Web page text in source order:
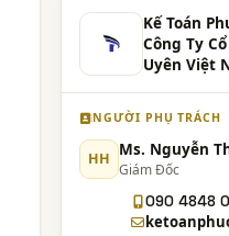
Kế Toán
Công Ty
Uyên Việt
NGƯỜI PHỤ TRÁCH
HH Ms. Nguyễn
Giám Đốc
090 4848